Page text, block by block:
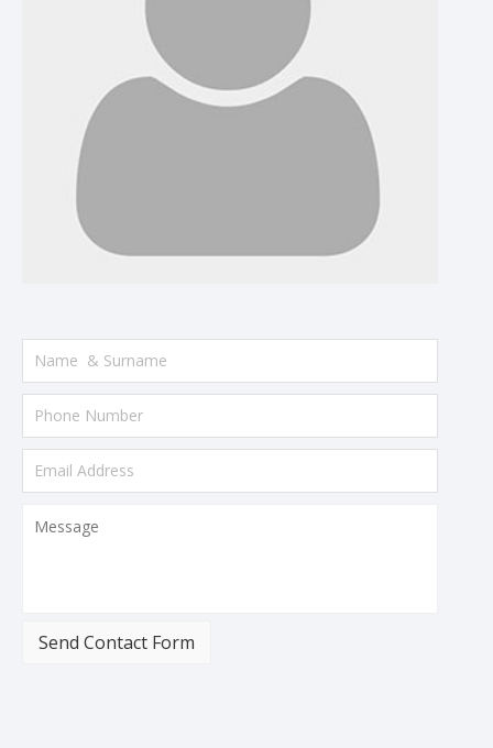
Send Contact Form